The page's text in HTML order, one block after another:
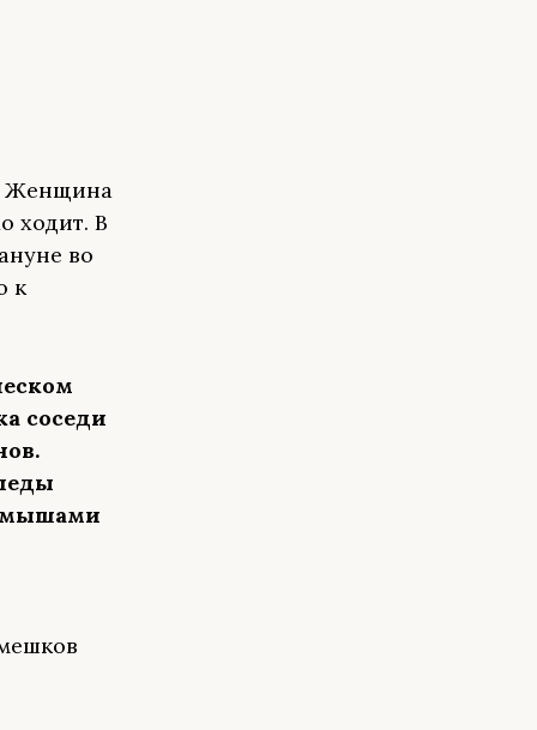
Женщина
ходит. В
во
к
соседи
мышами